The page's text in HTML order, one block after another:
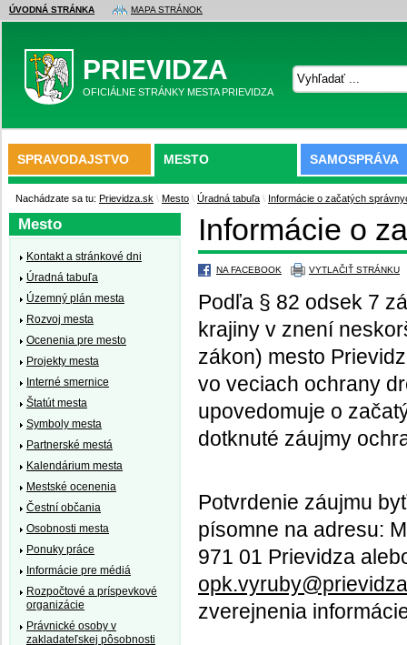
ÚVODNÁ STRÁNKA MAPA STRÁNOK
PRIEVIDZA
OFICIÁLNE STRÁNKY MESTA PRIEVIDZA
SPRAVODAJSTVO MESTO SAMOSPRÁVA
Nachádzate sa tu: Prievidza.sk \ Mesto \ Úradná tabuľa \ Informácie o začatých
Informácie o
NA FACEBOOK VYTLAČIŤ STRÁNKU
Podľa § 82 odsek 7
krajiny v znení
zákon) mesto
vo veciach ochrany
upovedomuje o
dotknuté záujmy
Potvrdenie záujmu
písomne na adresu:
971 01 Prievidza
zverejnenia
Mesto
Kontakt a stránkové dni
Úradná tabuľa
Územný plán mesta
Rozvoj mesta
Ocenenia pre mesto
Projekty mesta
Interné smernice
Štatút mesta
Symboly mesta
Partnerské mestá
Kalendárium mesta
Mestské ocenenia
Čestní občania
Osobnosti mesta
Ponuky práce
Informácie pre médiá
Rozpočtové a príspevkové
organizácie
Právnické osoby v
zakladateľskej pôsobnosti